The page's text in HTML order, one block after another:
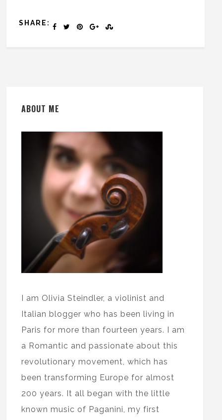
SHARE:
ABOUT ME
I am Olivia Steindler, a violinist and
Italian blogger who has been living in
Paris for more than fourteen years. I am
a Romantic and passionate about this
revolutionary movement, which has
been transforming Europe for almost
200 years. It all began with the little
known music of Paganini, my first